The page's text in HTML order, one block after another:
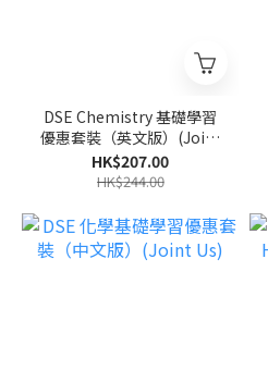
DSE Chemistry 基礎學習
優惠套裝（英文版）(Joint
Us)
HK$207.00
HK$244.00